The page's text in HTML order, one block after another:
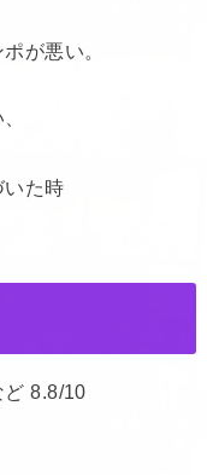
が悪い。
いた時
ど 8.8/10